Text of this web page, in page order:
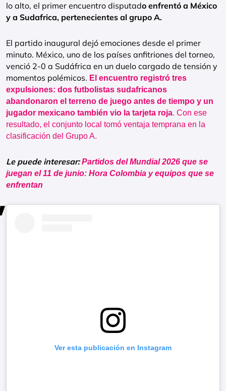
lo alto, el primer encuentro disputado enfrentó a México
y a Sudafrica, pertenecientes al grupo A.
El partido inaugural dejó emociones desde el primer
minuto. México, uno de los países anfitriones del torneo,
venció 2-0 a Sudáfrica en un duelo cargado de tensión y
momentos polémicos. El encuentro registró tres
expulsiones: dos futbolistas sudafricanos
abandonaron el terreno de juego antes de tiempo y un
jugador mexicano también vio la tarjeta roja. Con ese
resultado, el conjunto local tomó ventaja temprana en la
clasificación del Grupo A.
Le puede interesar:Partidos del Mundial 2026 que se
juegan el 11 de junio: Hora Colombia y equipos que se
enfrentan
Ver esta publicación en Instagram